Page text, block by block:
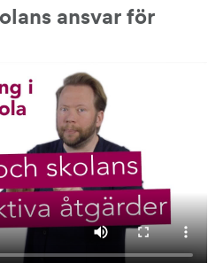
ansvar för